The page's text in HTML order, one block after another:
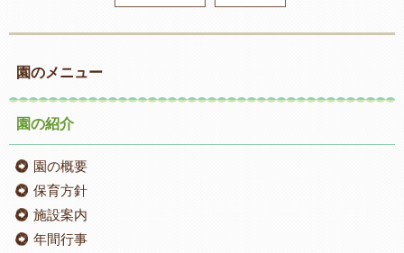
園のメニュー
園の紹介
園の概要
保育方針
施設案内
年間行事